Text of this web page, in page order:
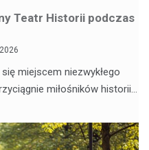
Teatr Historii podczas
miejscem niezwykłego
miłośników historii…